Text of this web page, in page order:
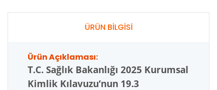
ÜRÜN BİLGİSİ
Ürün Açıklaması:
T.C. Sağlık Bakanlığı 2025 Kurumsal
Kimlik Kılavuzu’nun 19.3